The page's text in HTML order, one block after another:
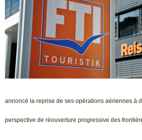
annoncé la reprise de ses opérations aériennes à
perspective de réouverture progressive des